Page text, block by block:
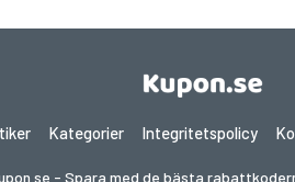
Kategorier Integritetspolicy
- Spara med de bästa